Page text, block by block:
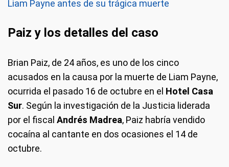
Liam Payne antes de su trágica muerte
Paiz y los detalles del caso
Brian Paiz, de 24 años, es uno de los cinco
acusados en la causa por la muerte de Liam Payne,
ocurrida el pasado 16 de octubre en el Hotel Casa
Sur. Según la investigación de la Justicia liderada
por el fiscal Andrés Madrea, Paiz habría vendido
cocaína al cantante en dos ocasiones el 14 de
octubre.